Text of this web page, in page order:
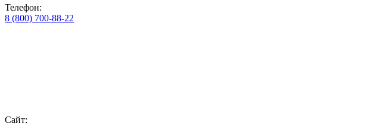
Телефон:
8 (800) 700-88-22
Сайт: